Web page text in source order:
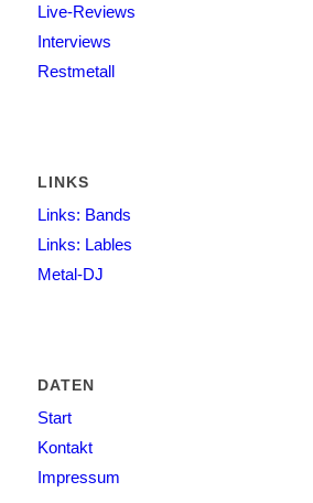
Live-Reviews
Interviews
Restmetall
LINKS
Links: Bands
Links: Lables
Metal-DJ
DATEN
Start
Kontakt
Impressum